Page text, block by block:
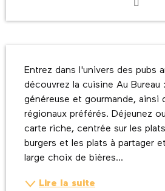
Entrez dans l'univers des pubs
découvrez la cuisine Au Bureau
généreuse et gourmande, ainsi
régionaux préférés. Déjeunez
carte riche, centrée sur les
burgers et les plats à partager
large choix de bières...
Lire la suite